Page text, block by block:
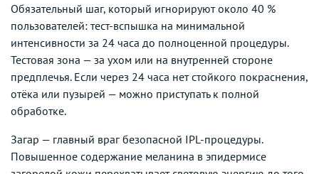
Обязательный шаг, который игнорируют около 40 %
пользователей: тест-вспышка на минимальной
интенсивности за 24 часа до полноценной процедуры.
Тестовая зона — за ухом или на внутренней стороне
предплечья. Если через 24 часа нет стойкого покраснения,
отёка или пузырей — можно приступать к полной
обработке.
Загар — главный враг безопасной IPL-процедуры.
Повышенное содержание меланина в эпидермисе